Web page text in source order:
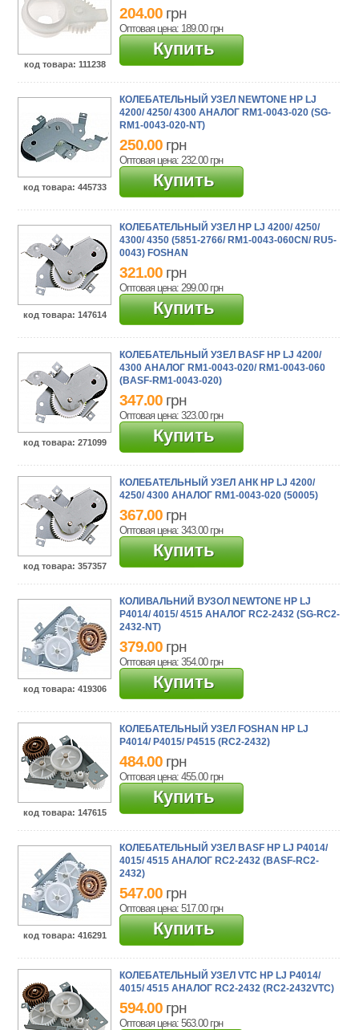
код товара: 111238
204.00 грн
Оптовая цена: 189.00 грн
Купить
код товара: 445733
КОЛЕБАТЕЛЬНЫЙ УЗЕЛ NEWTONE HP LJ
4200/ 4250/ 4300 АНАЛОГ RM1-0043-020 (SG-
RM1-0043-020-NT)
250.00 грн
Оптовая цена: 232.00 грн
Купить
код товара: 147614
КОЛЕБАТЕЛЬНЫЙ УЗЕЛ HP LJ 4200/ 4250/
4300/ 4350 (5851-2766/ RM1-0043-060CN/ RU5-
0043) FOSHAN
321.00 грн
Оптовая цена: 299.00 грн
Купить
код товара: 271099
КОЛЕБАТЕЛЬНЫЙ УЗЕЛ BASF HP LJ 4200/
4300 АНАЛОГ RM1-0043-020/ RM1-0043-060
(BASF-RM1-0043-020)
347.00 грн
Оптовая цена: 323.00 грн
Купить
код товара: 357357
КОЛЕБАТЕЛЬНЫЙ УЗЕЛ АНК HP LJ 4200/
4250/ 4300 АНАЛОГ RM1-0043-020 (50005)
367.00 грн
Оптовая цена: 343.00 грн
Купить
код товара: 419306
КОЛИВАЛЬНИЙ ВУЗОЛ NEWTONE HP LJ
P4014/ 4015/ 4515 АНАЛОГ RC2-2432 (SG-RC2-
2432-NT)
379.00 грн
Оптовая цена: 354.00 грн
Купить
код товара: 147615
КОЛЕБАТЕЛЬНЫЙ УЗЕЛ FOSHAN HP LJ
P4014/ P4015/ P4515 (RC2-2432)
484.00 грн
Оптовая цена: 455.00 грн
Купить
код товара: 416291
КОЛЕБАТЕЛЬНЫЙ УЗЕЛ BASF HP LJ P4014/
4015/ 4515 АНАЛОГ RC2-2432 (BASF-RC2-
2432)
547.00 грн
Оптовая цена: 517.00 грн
Купить
КОЛЕБАТЕЛЬНЫЙ УЗЕЛ VTC HP LJ P4014/
4015/ 4515 АНАЛОГ RC2-2432 (RC2-2432VTC)
594.00 грн
Оптовая цена: 563.00 грн